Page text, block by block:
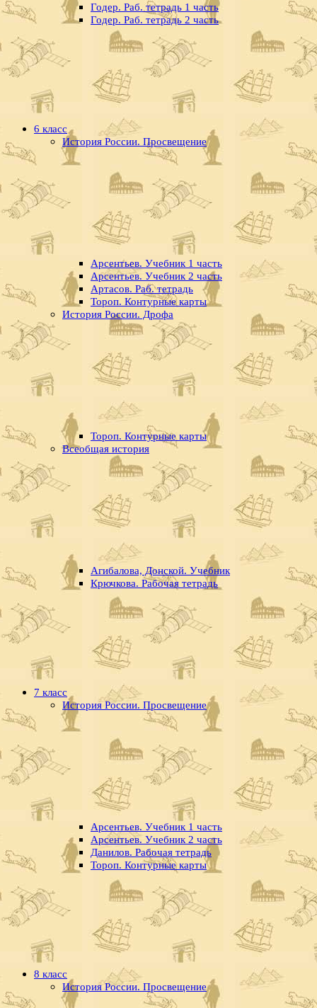
Годер. Раб. тетрадь 1 часть
Годер. Раб. тетрадь 2 часть
6 класс
История России. Просвещение
Арсентьев. Учебник 1 часть
Арсентьев. Учебник 2 часть
Артасов. Раб. тетрадь
Тороп. Контурные карты
История России. Дрофа
Тороп. Контурные карты
Всеобщая история
Агибалова, Донской. Учебник
Крючкова. Рабочая тетрадь
7 класс
История России. Просвещение
Арсентьев. Учебник 1 часть
Арсентьев. Учебник 2 часть
Данилов. Рабочая тетрадь
Тороп. Контурные карты
8 класс
История России. Просвещение